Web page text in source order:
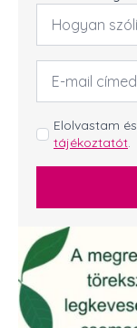
Név
Email
cím
GDPR
*
Elolvastam
tájékoztatót